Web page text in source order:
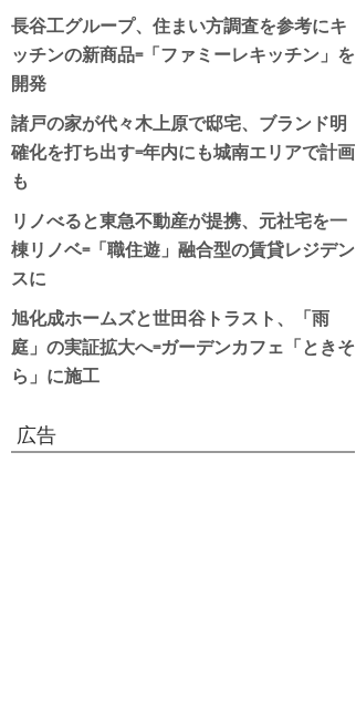
長谷工グループ、住まい方調査を参考にキ
ッチンの新商品=「ファミーレキッチン」を
開発
諸戸の家が代々木上原で邸宅、ブランド明
確化を打ち出す=年内にも城南エリアで計画
も
リノべると東急不動産が提携、元社宅を一
棟リノベ=「職住遊」融合型の賃貸レジデン
スに
旭化成ホームズと世田谷トラスト、「雨
庭」の実証拡大へ=ガーデンカフェ「ときそ
ら」に施工
広告